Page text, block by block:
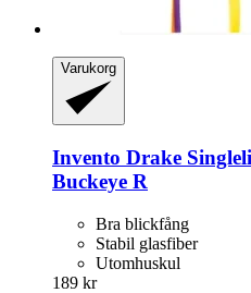
Varukorg
Invento Drake
Buckeye R
Bra blickfång
Stabil glasfiber
Utomhuskul
189 kr